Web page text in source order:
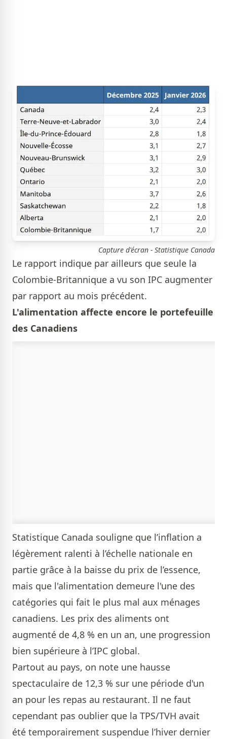
Capture d'écran - Statistique Canada
Le rapport indique par ailleurs que seule la
Colombie-Britannique a vu son IPC augmenter
par rapport au mois précédent.
L'alimentation affecte encore le portefeuille
des Canadiens
Statistique Canada souligne que l’inflation a
légèrement ralenti à l’échelle nationale en
partie grâce à la baisse du prix de l’essence,
mais que l'alimentation demeure l'une des
catégories qui fait le plus mal aux ménages
canadiens. Les prix des aliments ont
augmenté de 4,8 % en un an, une progression
bien supérieure à l’IPC global.
Partout au pays, on note une hausse
spectaculaire de 12,3 % sur une période d'un
an pour les repas au restaurant. Il ne faut
cependant pas oublier que la TPS/TVH avait
été temporairement suspendue l’hiver dernier